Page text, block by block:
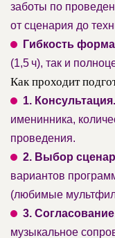
заботы по
от сценария до
Гибкость
(1,5 ч), так и
Как проходит
1. Консультация.
именинника,
проведения.
2. Выбор
вариантов
(любимые
3.
музыкальное